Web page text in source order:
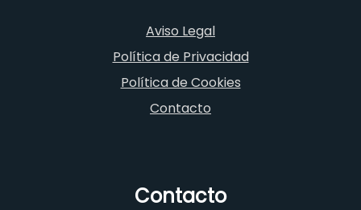
Aviso Legal
Política de Privacidad
Política de Cookies
Contacto
Contacto